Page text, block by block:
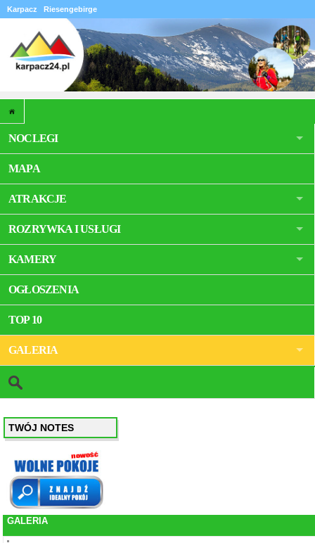
Karpacz Riesengebirge
NOCLEGI
MAPA
ATRAKCJE
ROZRYWKA I USŁUGI
KAMERY
OGŁOSZENIA
TOP 10
GALERIA
TWÓJ NOTES
GALERIA